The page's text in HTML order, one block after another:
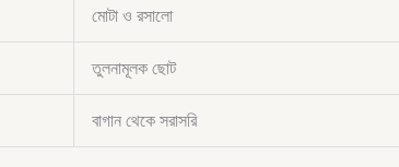
মোটা ও রসালো
তুলনামূলক ছোট
বাগান থেকে সরাসরি